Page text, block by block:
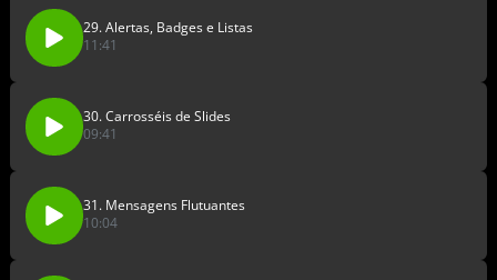
29. Alertas, Badges e Listas
11:41
30. Carrosséis de Slides
09:41
31. Mensagens Flutuantes
10:04